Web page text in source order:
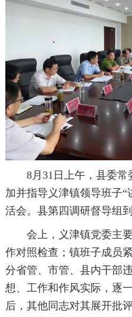
8月31日上午，县委常
加并指导义津镇领导班子“
活会。县第四调研督导组到
会上，义津镇党委主要
作对照检查；镇班子成员
分省管、市管、县内干部
想、工作和作风实际，逐
后，其他同志对其展开批